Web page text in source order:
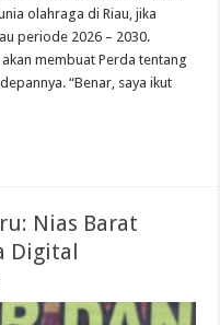
olahraga di Riau, jika
periode 2026 – 2030.
membuat Perda tentang
“Benar, saya ikut
Nias Barat
Digital